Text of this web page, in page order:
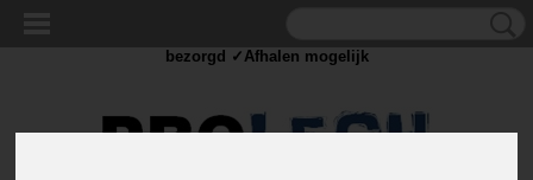
bezorgd ✓Afhalen mogelijk